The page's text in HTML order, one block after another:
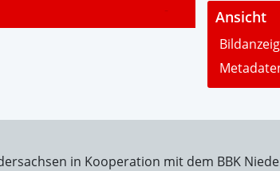
- Ansicht
in Kooperation mit dem BBK